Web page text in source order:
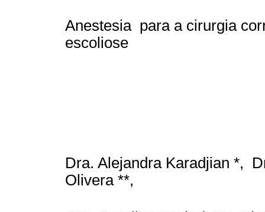
Anestesia para a cirurgia
escoliose
Dra. Alejandra Karadjian *,
Olivera **,